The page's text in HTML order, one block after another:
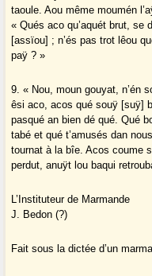
taoule. Aou même moumén
« Qués aco qu’aquét brut, se
[assïou] ; n’és pas trot lêou
paÿ ? »
9. « Nou, moun gouyat, n’én
êsi aco, acos qué souÿ [suÿ]
pasqué an bien dé qué. Qué
tabé et qué t’amusés dan
tournat à la bîe. Acos coume
perdut, anuÿt lou baqui
L’Instituteur de Marmande
J. Bedon (?)
Fait sous la dictée d’un